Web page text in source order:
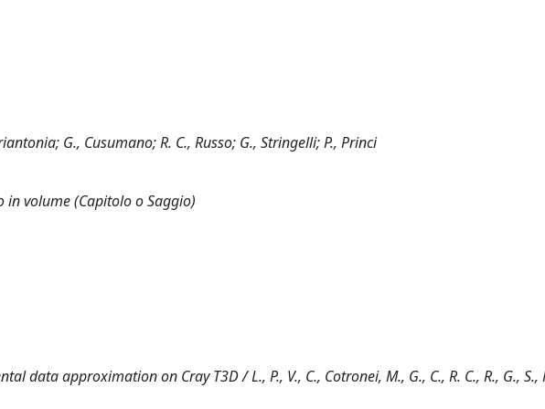
G., Cusumano; R. C., Russo; G., Stringelli; P., Princi
volume (Capitolo o Saggio)
data approximation on Cray T3D / L., P., V., C., Cotronei, M., G., C., R. C., R., G., S.,